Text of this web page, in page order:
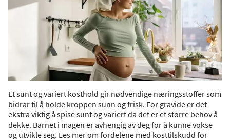
Et sunt og variert kosthold gir nødvendige næringsstoffer som
bidrar til å holde kroppen sunn og frisk. For gravide er det
ekstra viktig å spise sunt og variert da det er et større behov å
dekke. Barnet i magen er avhengig av deg for å kunne vokse
og utvikle seg. Les mer om fordelene med kosttilskudd for